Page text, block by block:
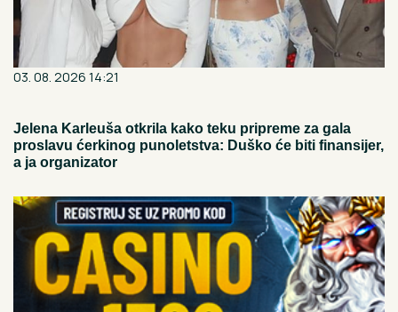
03. 08. 2026 14:21
Jelena Karleuša otkrila kako teku pripreme za gala
proslavu ćerkinog punoletstva: Duško će biti finansijer,
a ja organizator